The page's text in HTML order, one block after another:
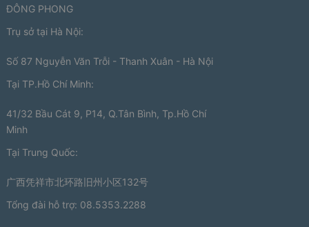
ĐÔNG PHONG
Trụ sở tại Hà Nội:
Số 87 Nguyễn Văn Trỗi - Thanh Xuân - Hà Nội
Tại TP.Hồ Chí Minh:
41/32 Bầu Cát 9, P14, Q.Tân Bình, Tp.Hồ Chí
Minh
Tại Trung Quốc:
广西凭祥市北环路旧州小区132号
Tổng đài hỗ trợ: 08.5353.2288